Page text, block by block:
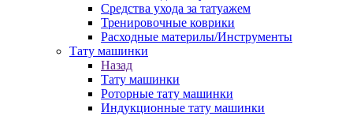
Средства ухода за татуажем
Тренировочные коврики
Расходные материлы/Инструменты
Тату машинки
Назад
Тату машинки
Роторные тату машинки
Индукционные тату машинки